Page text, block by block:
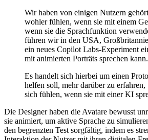
Wir haben von einigen Nutzern
wohler fühlen, wenn sie mit einem
wenn sie die Sprachfunktion
führen wir in den USA,
ein neues Copilot Labs-Experiment
mit animierten Porträts sprechen kann.
Es handelt sich hierbei um einen
helfen soll, mehr darüber zu
sich fühlen, wenn sie mit einer KI
Die Designer haben die Avatare bewusst
sie animiert, um aktive Sprache zu
den begrenzten Test sorgfältig, indem es